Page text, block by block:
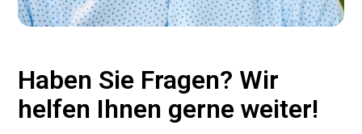
Haben Sie Fragen? Wir
helfen Ihnen gerne weiter!